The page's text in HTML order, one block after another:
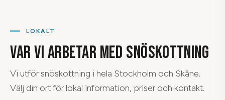
LOKALT
VAR VI ARBETAR MED SNÖSKOTTNING
Vi utförsnöskottning i hela Stockholm och Skåne.
Välj din ort för lokal information, priser och kontakt.